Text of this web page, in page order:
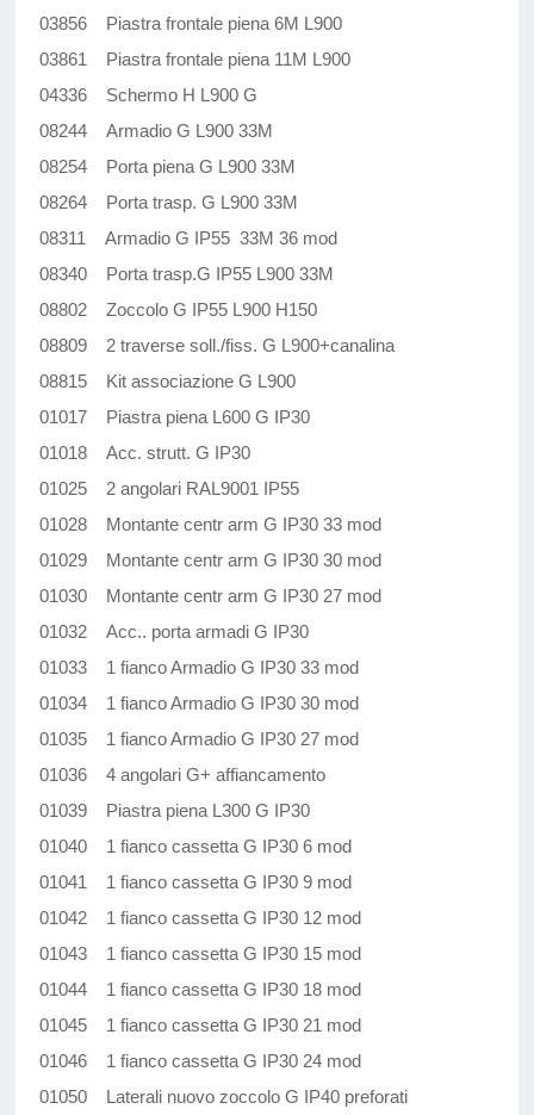
03856 Piastra frontale piena 6M L900
03861 Piastra frontale piena 11M L900
04336 Schermo H L900 G
08244 Armadio G L900 33M
08254 Porta piena G L900 33M
08264 Porta trasp. G L900 33M
08311 Armadio G IP55 33M 36 mod
08340 Porta trasp.G IP55 L900 33M
08802 Zoccolo G IP55 L900 H150
08809 2 traverse soll./fiss. G L900+canalina
08815 Kit associazione G L900
01017 Piastra piena L600 G IP30
01018 Acc. strutt. G IP30
01025 2 angolari RAL9001 IP55
01028 Montante centr arm G IP30 33 mod
01029 Montante centr arm G IP30 30 mod
01030 Montante centr arm G IP30 27 mod
01032 Acc.. porta armadi G IP30
01033 1 fianco Armadio G IP30 33 mod
01034 1 fianco Armadio G IP30 30 mod
01035 1 fianco Armadio G IP30 27 mod
01036 4 angolari G+ affiancamento
01039 Piastra piena L300 G IP30
01040 1 fianco cassetta G IP30 6 mod
01041 1 fianco cassetta G IP30 9 mod
01042 1 fianco cassetta G IP30 12 mod
01043 1 fianco cassetta G IP30 15 mod
01044 1 fianco cassetta G IP30 18 mod
01045 1 fianco cassetta G IP30 21 mod
01046 1 fianco cassetta G IP30 24 mod
01050 Laterali nuovo zoccolo G IP40 preforati